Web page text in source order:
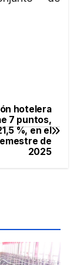
hotelera
7 puntos,
%, en el
de
2025